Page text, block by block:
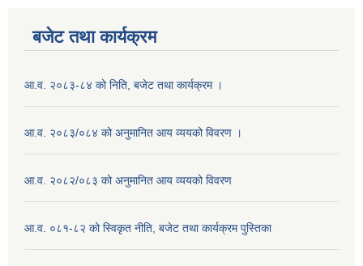
बजेट तथा कार्यक्रम
आ.व. २०८३-८४ को निति, बजेट तथा कार्यक्रम ।
आ.व. २०८३/०८४ को अनुमानित आय व्ययको विवरण ।
आ.व. २०८२/०८३ को अनुमानित आय व्ययको विवरण
आ.व. ०८१-८२ को स्विकृत नीति, बजेट तथा कार्यक्रम पुस्तिका